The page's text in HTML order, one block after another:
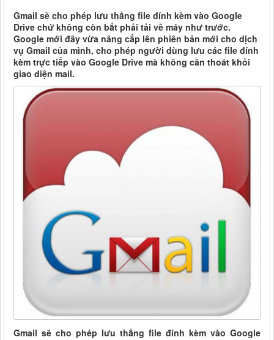
Gmail sẽ cho phép lưu thẳng file đính kèm vào Google
Drive chứ không còn bắt phải tải về máy như trước.
Google mới đây vừa nâng cấp lên phiên bản mới cho dịch
vụ Gmail của mình, cho phép người dùng lưu các file đính
kèm trực tiếp vào Google Drive mà không cần thoát khỏi
giao diện mail.
Gmail sẽ cho phép lưu thẳng file đính kèm vào Google